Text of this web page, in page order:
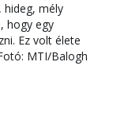
hideg, mély
hogy egy
Ez volt élete
MTI/Balogh